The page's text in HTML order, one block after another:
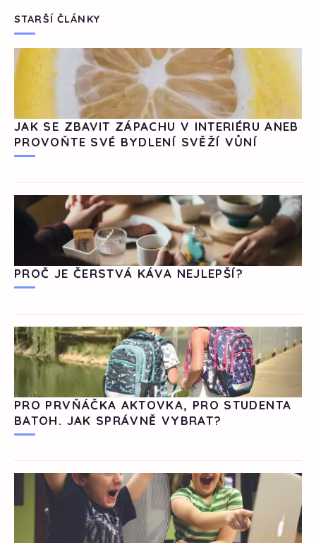
STARŠÍ ČLÁNKY
JAK SE ZBAVIT ZÁPACHU V INTERIÉRU ANEB
PROVOŇTE SVÉ BYDLENÍ SVĚŽÍ VŮNÍ
PROČ JE ČERSTVÁ KÁVA NEJLEPŠÍ?
PRO PRVŇÁČKA AKTOVKA, PRO STUDENTA
BATOH. JAK SPRÁVNĚ VYBRAT?